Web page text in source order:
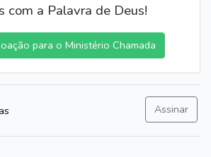
com a Palavra de Deus!
para o Ministério Chamada
Assinar